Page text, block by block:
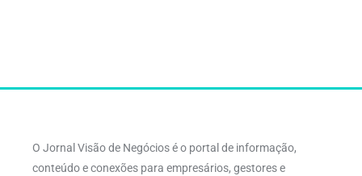
O Jornal Visão de Negócios é o portal de informação,
conteúdo e conexões para empresários, gestores e